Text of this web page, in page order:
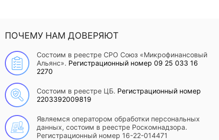
ПОЧЕМУ НАМ ДОВЕРЯЮТ
Состоим в реестре СРО Союз «Микрофинансовый
Альянс». Регистрационный номер 09 25 033 16
2270
Состоим в реестре ЦБ. Регистрационный номер
2203392009819
Являемся оператором обработки персональных
данных, состоим в реестре Роскомнадзора.
Регистрационный номер 16-22-014471